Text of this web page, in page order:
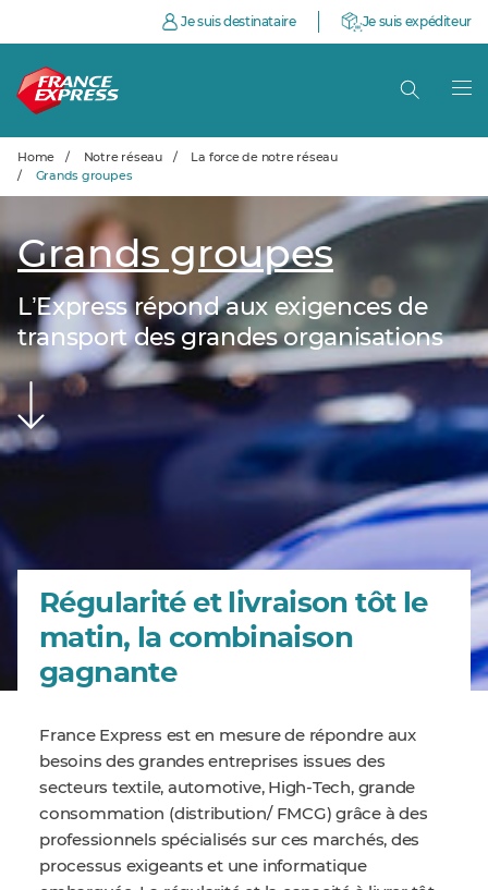
Je suis destinataire Je suis expéditeur
Home / Notre réseau /
La force de notre réseau
/
Grands groupes
Grands groupes
LʼExpress répond aux exigences de
transport des grandes organisations
Régularité et livraison tôt le
matin, la combinaison
gagnante
France Express est en mesure de répondre aux
besoins des grandes entreprises issues des
secteurs textile, automotive, High-Tech, grande
consommation (distribution/ FMCG) grâce à des
professionnels spécialisés sur ces marchés, des
processus exigeants et une informatique